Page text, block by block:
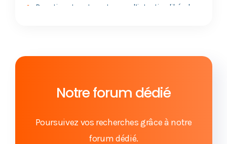
Donation et vente : est ce que l’intention libérale
succession bien préparée
fiscales !
Donation-partage : les contours de l'action en
Notre forum dédié
Poursuivez vos recherches grâce à notre
forum dédié.